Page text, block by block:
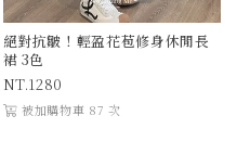
絕對抗皺！輕盈花苞修身休閒長
裙 3色
1280
被加購物車 87 次